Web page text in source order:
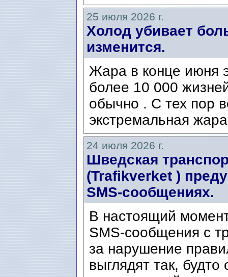
25 июля 2026 г.
Холод убивает
изменится.
Жара в конце июня
более 10 000
обычно . С тех пор
экстремальная
24 июля 2026 г.
Шведская
(Trafikverket )
SMS-сообщениях.
В настоящий
SMS-сообщения с
за нарушение
выглядят так,